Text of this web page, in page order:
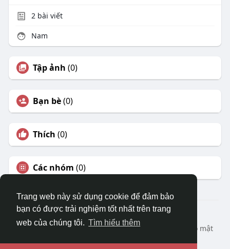
Trang web này sử dụng cookie để đảm bảo
bạn có được trải nghiệm tốt nhất trên trang
web của chúng tôi. Tìm hiểu thêm
2bài viết
Nam
Tập ảnh (0)
Bạn bè(0)
Thích (0)
Các nhóm (0)
© 2026 DRVIET.COM
Nhà
Bao Quát Liên hệ chúng tôi
Chính sách bảo mật